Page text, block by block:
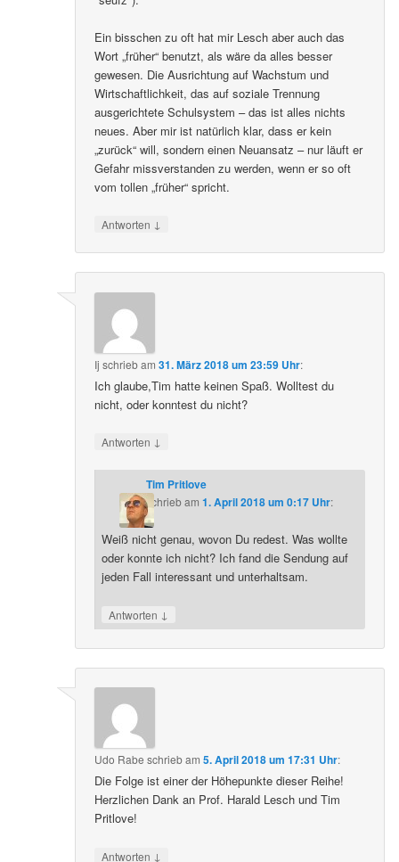
Ein bisschen zu oft hat mir Lesch aber auch das
Wort „früher“ benutzt, als wäre da alles besser
gewesen. Die Ausrichtung auf Wachstum und
Wirtschaftlichkeit, das auf soziale Trennung
ausgerichtete Schulsystem – das ist alles nichts
neues. Aber mir ist natürlich klar, dass er kein
„zurück“ will, sondern einen Neuansatz – nur läuft er
Gefahr missverstanden zu werden, wenn er so oft
vom tollen „früher“ spricht.
Antworten ↓
Ij schriebam31. März 2018 um 23:59 Uhr:
Ich glaube,Tim hatte keinen Spaß. Wolltest du
nicht, oder konntest du nicht?
Antworten ↓
Tim Pritlove
schriebam 1. April 2018 um 0:17 Uhr:
Weiß nicht genau, wovon Du redest. Was wollte
oder konnte ich nicht? Ich fand die Sendung auf
jeden Fall interessant und unterhaltsam.
Antworten ↓
Udo Rabe schriebam5. April 2018 um 17:31 Uhr:
Die Folge ist einer der Höhepunkte dieser Reihe!
Herzlichen Dank an Prof. Harald Lesch und Tim
Pritlove!
Antworten ↓